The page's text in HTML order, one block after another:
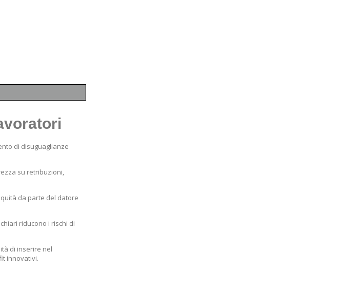
di disuguaglianze
su retribuzioni,
da parte del datore
riducono i rischi di
di inserire nel
innovativi.